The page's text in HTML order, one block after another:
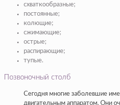
схваткообразные;
постоянные;
колющие;
сжимающие;
острые;
распирающие;
тупые.
Позвоночный столб
Сегодня многие заболевшие
двигательным аппаратом. Они